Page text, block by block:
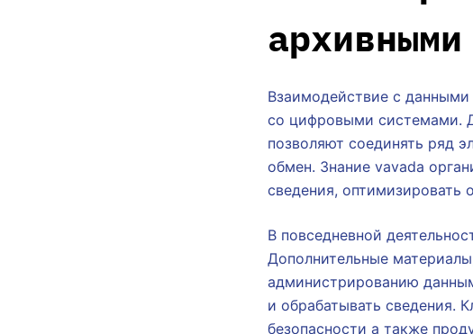
Взаимодействие с
со цифровыми системами.
позволяют соединять ряд
обмен. Знание vavada
сведения, оптимизировать
В повседневной
Дополнительные
администрированию
и обрабатывать сведения.
безопасности а также